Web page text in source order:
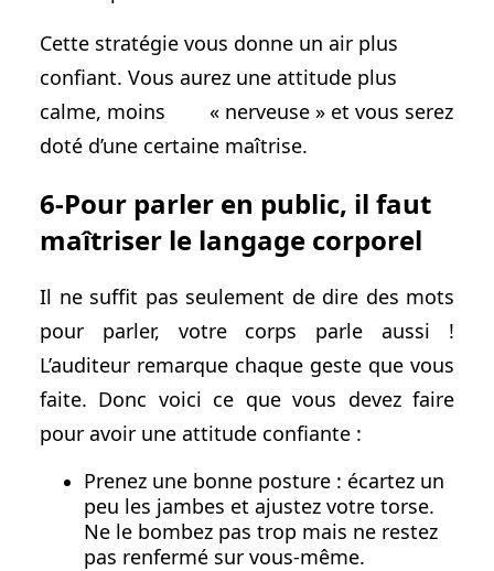
Cette stratégie vous donne un air plus
confiant. Vous aurez une attitude plus
calme, moins « nerveuse » et vous serez
doté d’une certaine maîtrise.
6-Pour parler en public, il faut
maîtriser le langage corporel
Il ne suffit pas seulement de dire des mots
pour parler, votre corps parle aussi !
L’auditeur remarque chaque geste que vous
faite. Donc voici ce que vous devez faire
pour avoir une attitude confiante :
Prenez une bonne posture : écartez un
peu les jambes et ajustez votre torse.
Ne le bombez pas trop mais ne restez
pas renfermé sur vous-même.